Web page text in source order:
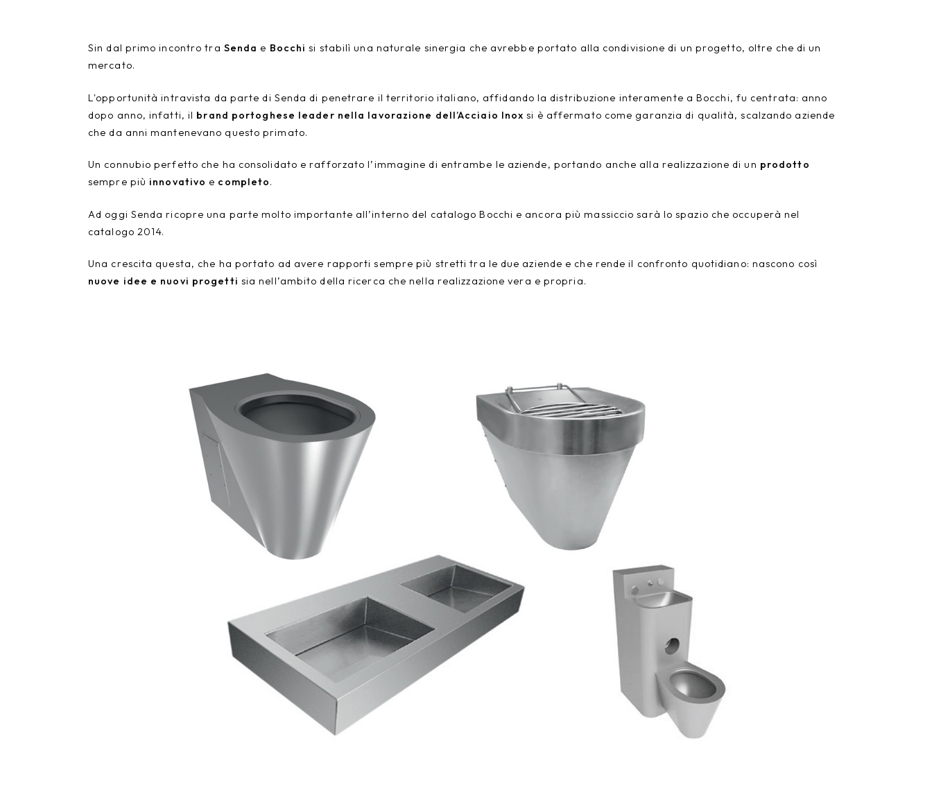
Sin dal primo incontro tra Senda e Bocchi si stabilì una naturale sinergia che avrebbe portato alla condivisione di un progetto, oltre che di un
mercato.
L'opportunità intravista da parte di Senda di penetrare il territorio italiano, affidando la distribuzione interamente a Bocchi, fu centrata: anno
dopo anno, infatti, il brand portoghese leader nella lavorazione dell’Acciaio Inox si è affermato come garanzia di qualità, scalzando aziende
che da anni mantenevano questo primato.
Un connubio perfetto che ha consolidato e rafforzato l’immagine di entrambe le aziende, portando anche alla realizzazione di un prodotto
sempre più innovativo e completo.
Ad oggi Senda ricopre una parte molto importante all’interno del catalogo Bocchi e ancora più massiccio sarà lo spazio che occuperà nel
catalogo 2014.
Una crescita questa, che ha portato ad avere rapporti sempre più stretti tra le due aziende e che rende il confronto quotidiano: nascono così
nuove idee e nuovi progetti sia nell’ambito della ricerca che nella realizzazione vera e propria.